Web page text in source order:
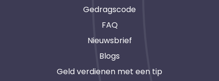
Gedragscode
FAQ
Nieuwsbrief
Blogs
Geld verdienen met een tip